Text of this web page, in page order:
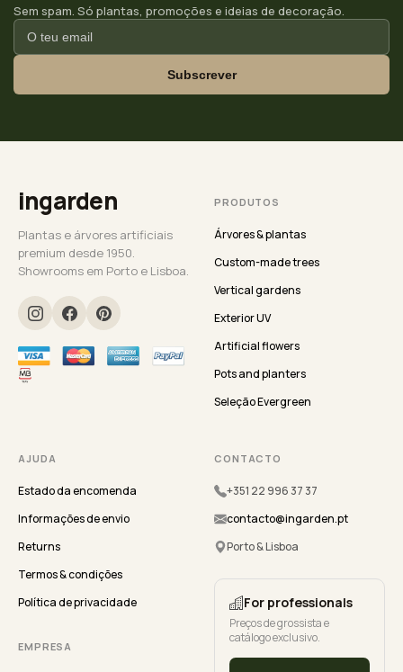
Sem spam. Só plantas, promoções e ideias de decoração.
Subscrever
ingarden
Plantas e árvores artificiais
premium desde 1950.
Showrooms em Porto e Lisboa.
PRODUTOS
Árvores & plantas
Custom-made trees
Vertical gardens
Exterior UV
Artificial flowers
Pots and planters
Seleção Evergreen
AJUDA
Estado da encomenda
Informações de envio
Returns
Termos & condições
Política de privacidade
EMPRESA
CONTACTO
+351 22 996 37 37
contacto@ingarden.pt
Porto & Lisboa
For professionals
Preços de grossista e
catálogo exclusivo.